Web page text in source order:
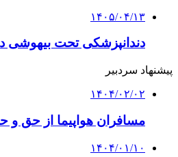
۱۴۰۵/۰۴/۱۳
دندانپزشکی تحت بیهوشی
پیشنهاد سردبیر
۱۴۰۴/۰۲/۰۲
مسافران هواپیما از حق و
۱۴۰۴/۰۱/۱۰